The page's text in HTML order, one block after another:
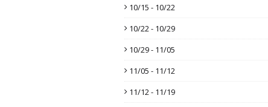
10/15 - 10/22
10/22 - 10/29
10/29 - 11/05
11/05 - 11/12
11/12 - 11/19